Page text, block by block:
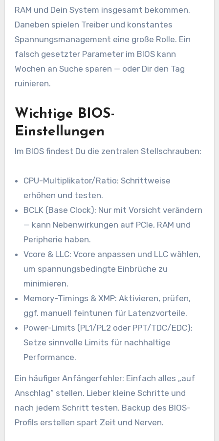
RAM und Dein System insgesamt bekommen.
Daneben spielen Treiber und konstantes
Spannungsmanagement eine große Rolle. Ein
falsch gesetzter Parameter im BIOS kann
Wochen an Suche sparen — oder Dir den Tag
ruinieren.
Wichtige BIOS-
Einstellungen
Im BIOS findest Du die zentralen Stellschrauben:
CPU-Multiplikator/Ratio: Schrittweise
erhöhen und testen.
BCLK (Base Clock): Nur mit Vorsicht verändern
— kann Nebenwirkungen auf PCIe, RAM und
Peripherie haben.
Vcore & LLC: Vcore anpassen und LLC wählen,
um spannungsbedingte Einbrüche zu
minimieren.
Memory-Timings & XMP: Aktivieren, prüfen,
ggf. manuell feintunen für Latenzvorteile.
Power-Limits (PL1/PL2 oder PPT/TDC/EDC):
Setze sinnvolle Limits für nachhaltige
Performance.
Ein häufiger Anfängerfehler: Einfach alles „auf
Anschlag“ stellen. Lieber kleine Schritte und
nach jedem Schritt testen. Backup des BIOS-
Profils erstellen spart Zeit und Nerven.